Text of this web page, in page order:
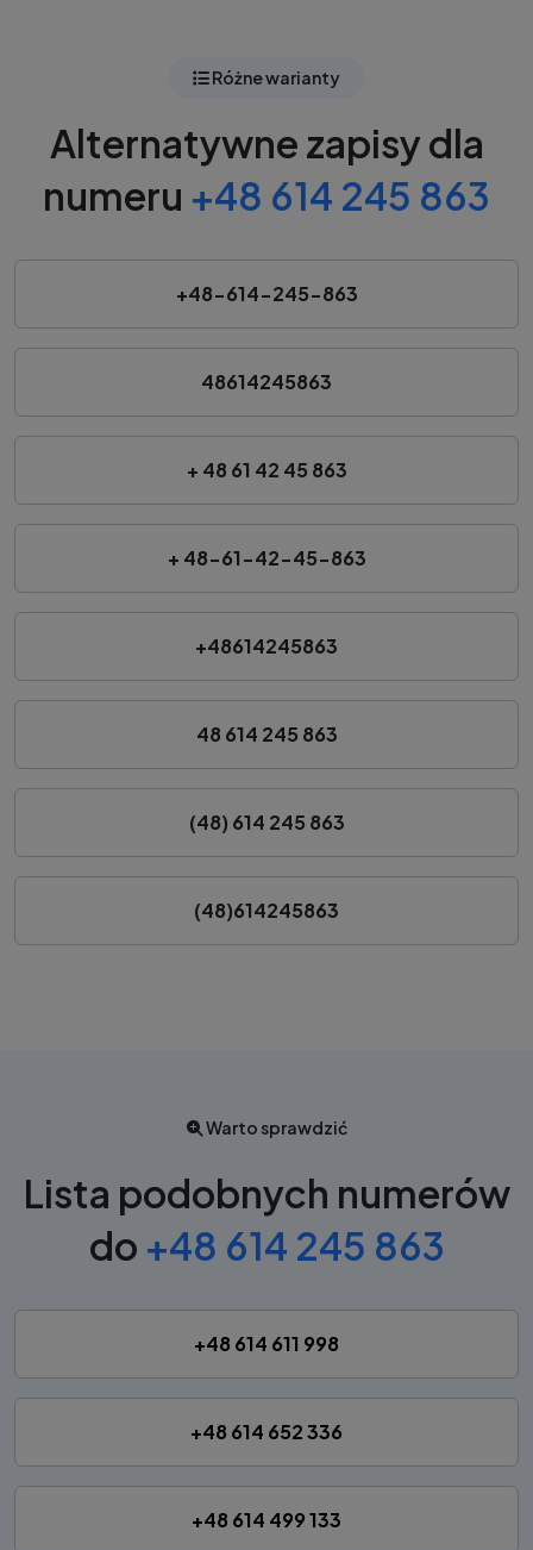
Różne warianty
Alternatywne zapisy dla
numeru +48 614 245 863
+48-614-245-863
48614245863
+ 48 61 42 45 863
+ 48-61-42-45-863
+48614245863
48 614 245 863
(48) 614 245 863
(48)614245863
Warto sprawdzić
Lista podobnych numerów
do +48 614 245 863
+48 614 611 998
+48 614 652 336
+48 614 499 133